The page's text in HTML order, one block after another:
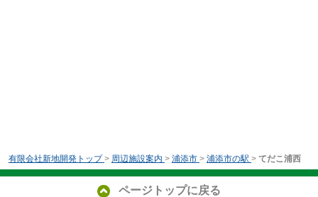
有限会社新地開発トップ > 周辺施設案内 > 浦添市 > 浦添市の駅 > てだこ浦西
ページトップに戻る